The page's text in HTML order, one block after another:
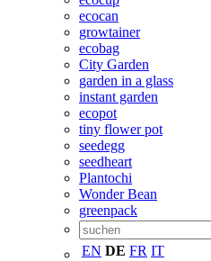
ecocan
growtainer
ecobag
City Garden
garden in a glass
instant garden
ecopot
tiny flower pot
seedegg
seedheart
Plantochi
Wonder Bean
greenpack
EN DE FR IT